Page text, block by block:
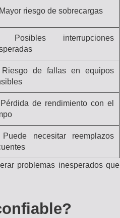
Mayor riesgo de sobrecargas
Posibles interrupciones
Riesgo de fallas en equipos
Pérdida de rendimiento con el
Puede necesitar reemplazos
problemas inesperados que